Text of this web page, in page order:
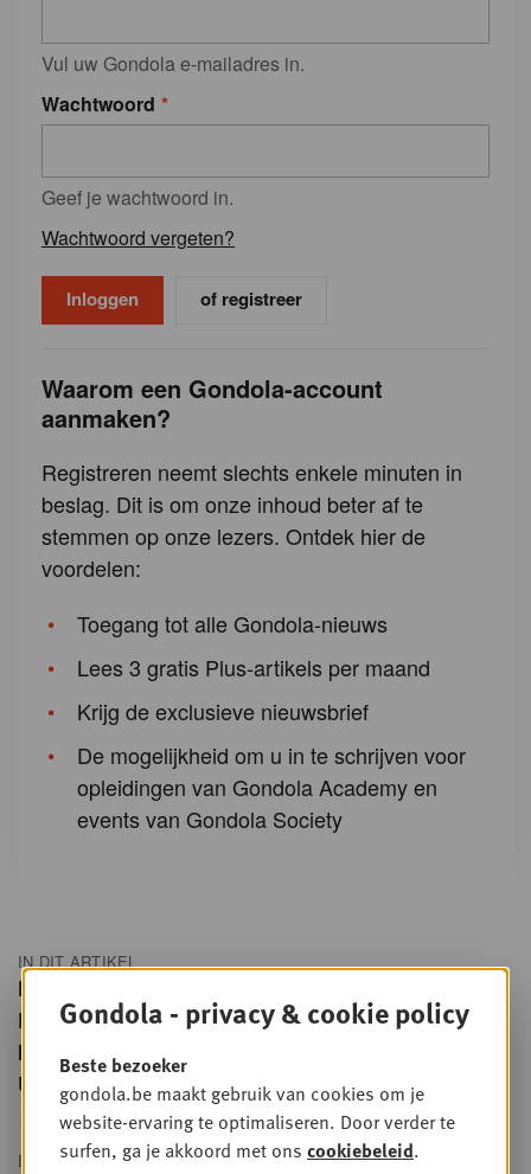
IN DIT ARTIKEL
Fmcg
Retailnews
Interview
Unilever
DELEN
Vul uw Gondola e-mailadres in.
Wachtwoord
Geef je wachtwoord in.
Wachtwoord vergeten?
of registreer
Waarom een Gondola-account
aanmaken?
Registreren neemt slechts enkele minuten in
beslag. Dit is om onze inhoud beter af te
stemmen op onze lezers. Ontdek hier de
voordelen:
Toegang tot alle Gondola-nieuws
Lees 3 gratis Plus-artikels per maand
Krijg de exclusieve nieuwsbrief
De mogelijkheid om u in te schrijven voor
opleidingen van Gondola Academy en
events van Gondola Society
Gondola - privacy & cookie policy
Beste bezoeker
gondola.be maakt gebruik van cookies om je
website-ervaring te optimaliseren. Door verder te
surfen, ga je akkoord met ons cookiebeleid.